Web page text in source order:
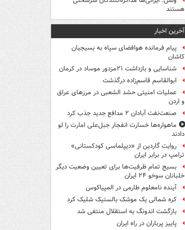
هستند
آخرین اخبار
پیام فرمانده هوافضای سپاه به بسیجیان
کاشان
شناسایی و بازداشت ۲۱مزدور موساد در کرمان
ابوالقاسم قاسم‌زاده درگذشت
عملیات امنیتی حشد الشعبی در مرزهای عراق
و اردن
صنعت‌نفت آبادان ۲ مدافع جدید جذب کرد
ماهواره‌ها خسارت انفجار جبل‌علی امارت را لو
دادند
روایت گاردین از «دیپلماسی کودکستانی»
ترامپ در برابر ایران
بسیج تمام ظرفیت‌ها برای تعیین وضعیت دیگر
خلبانان سوخو ۲۴ ایران
آینده نامعلوم طارمی در المپیاکوس
کره شمالی یک موشک بالستیک شلیک کرد
بازگشت اندونگ به استقلال منتفی شد
پاییز پرباران در راه ایران